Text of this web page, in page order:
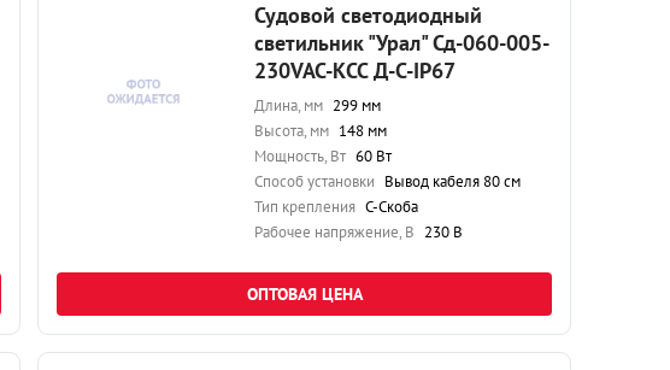
Судовой светодиодный
светильник "Урал" Сд-060-005-
230VAC-КСС Д-С-IP67
Длина, мм 299 мм
Высота, мм 148 мм
Мощность, Вт 60 Вт
Способ установки Вывод кабеля 80 см
Тип крепления С-Скоба
Рабочее напряжение, В 230 В
ОПТОВАЯ ЦЕНА